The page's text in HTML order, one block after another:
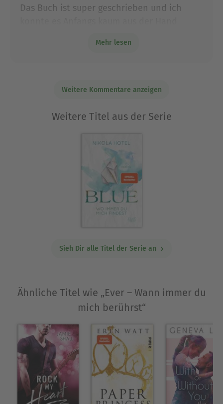
Das Buch ist super geschrieben und ich
Richtung Ende zu sehr nachgelassen.
Mehr lesen
Weitere Kommentare anzeigen
Weitere Titel aus der Serie
Sieh Dir alle Titel der Serie an
Ähnliche Titel wie „Ever – Wann immer du
mich berührst“